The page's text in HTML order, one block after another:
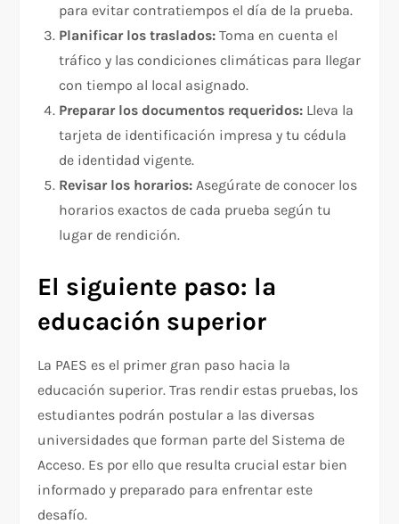
para evitar contratiempos el día de la prueba.
Planificar los traslados: Toma en cuenta el
tráfico y las condiciones climáticas para llegar
con tiempo al local asignado.
Preparar los documentos requeridos: Lleva la
tarjeta de identificación impresa y tu cédula
de identidad vigente.
Revisar los horarios: Asegúrate de conocer los
horarios exactos de cada prueba según tu
lugar de rendición.
El siguiente paso: la
educación superior
La PAES es el primer gran paso hacia la
educación superior. Tras rendir estas pruebas, los
estudiantes podrán postular a las diversas
universidades que forman parte del Sistema de
Acceso. Es por ello que resulta crucial estar bien
informado y preparado para enfrentar este
desafío.